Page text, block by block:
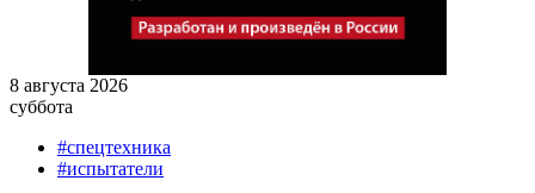
8 августа 2026
суббота
#спецтехника
#испытатели